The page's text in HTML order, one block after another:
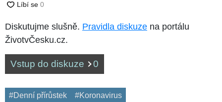
Diskutujme slušně. Pravidla diskuze na portálu
ŽivotvČesku.cz.
Vstup do diskuze 0
#Denní přírůstek #Koronavirus